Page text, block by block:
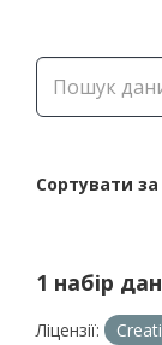
Сортувати за
1 набір
Ліцензії: